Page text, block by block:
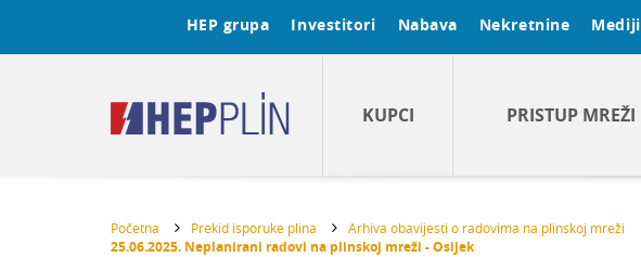
HEP grupa Investitori Nabava Nekretnine Mediji
KUPCI PRISTUP MREŽI
Početna Prekid isporuke plina Arhiva obavijesti o radovima na plinskoj mreži
25.06.2025. Neplanirani radovi na plinskoj mreži - Osijek